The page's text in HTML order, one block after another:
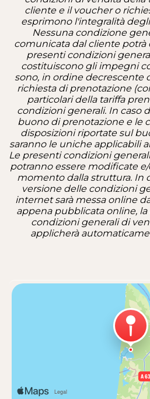
cliente e il voucher o
esprimono l'integralità
Nessuna condizione
comunicata dal cliente potrà
presenti condizioni
costituiscono gli impegni
sono, in ordine decrescente
richiesta di prenotazione
particolari della tariffa
condizioni generali. In caso
buono di prenotazione e le
disposizioni riportate sul
saranno le uniche applicabili
Le presenti condizioni
potranno essere modificate
momento dalla struttura. In
versione delle condizioni
internet sarà messa online
appena pubblicata online,
condizioni generali di
applicherà